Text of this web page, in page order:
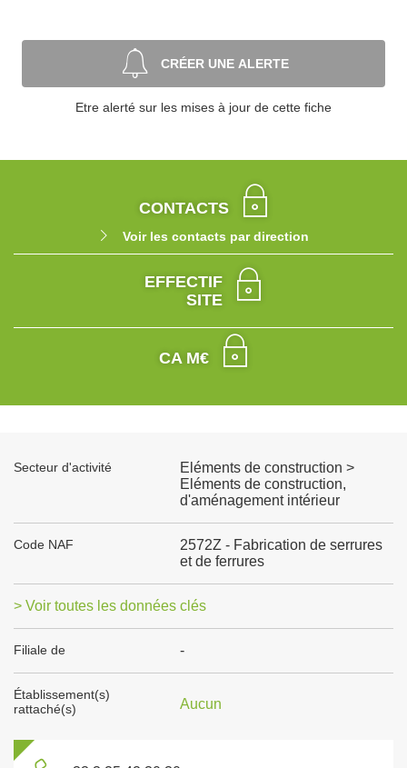
CRÉER UNE ALERTE
Etre alerté sur les mises à jour de cette fiche
CONTACTS
Voir les contacts par direction
EFFECTIF
SITE
CA M€
Secteur d'activité
Eléments de construction >
Eléments de construction,
d'aménagement intérieur
Code NAF
2572Z - Fabrication de serrures
et de ferrures
> Voir toutes les données clés
Filiale de -
Établissement(s)
rattaché(s)
Aucun